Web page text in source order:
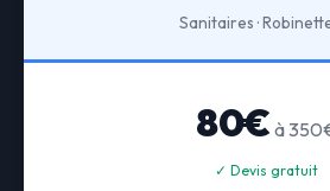
Sanitaires ·
80€ à
✓ Devis gratuit